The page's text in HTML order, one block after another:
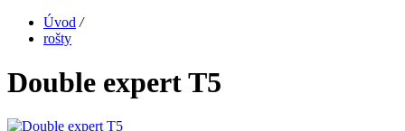
Úvod /
rošty
Double expert T5